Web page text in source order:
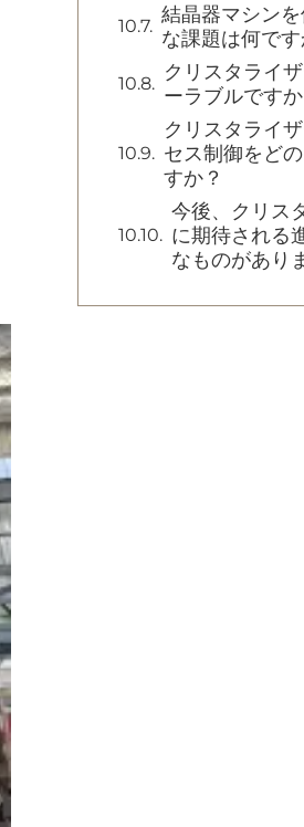
結晶器マシン
な課題は何です
クリスタライ
ーラブルですか
クリスタライ
セス制御をど
すか？
今後、クリス
に期待される
なものがあり